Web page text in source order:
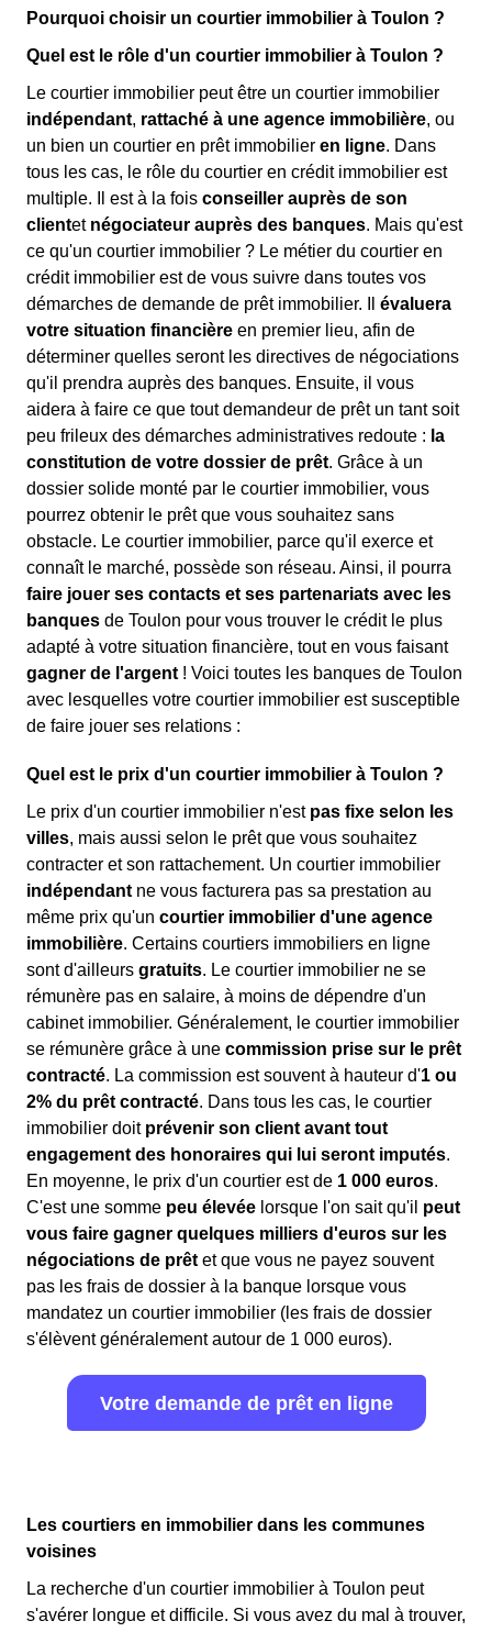
Pourquoi choisir un courtier immobilier à Toulon ?
Quel est le rôle d'un courtier immobilier à Toulon ?
Le courtier immobilier peut être un courtier immobilier
indépendant, rattaché à une agence immobilière, ou
un bien un courtier en prêt immobilier en ligne. Dans
tous les cas, le rôle du courtier en crédit immobilier est
multiple. Il est à la fois conseiller auprès de son
clientet négociateur auprès des banques. Mais qu'est
ce qu'un courtier immobilier ? Le métier du courtier en
crédit immobilier est de vous suivre dans toutes vos
démarches de demande de prêt immobilier. Il évaluera
votre situation financière en premier lieu, afin de
déterminer quelles seront les directives de négociations
qu'il prendra auprès des banques. Ensuite, il vous
aidera à faire ce que tout demandeur de prêt un tant soit
peu frileux des démarches administratives redoute : la
constitution de votre dossier de prêt. Grâce à un
dossier solide monté par le courtier immobilier, vous
pourrez obtenir le prêt que vous souhaitez sans
obstacle. Le courtier immobilier, parce qu'il exerce et
connaît le marché, possède son réseau. Ainsi, il pourra
faire jouer ses contacts et ses partenariats avec les
banques de Toulon pour vous trouver le crédit le plus
adapté à votre situation financière, tout en vous faisant
gagner de l'argent ! Voici toutes les banques de Toulon
avec lesquelles votre courtier immobilier est susceptible
de faire jouer ses relations :
Quel est le prix d'un courtier immobilier à Toulon ?
Le prix d'un courtier immobilier n'est pas fixe selon les
villes, mais aussi selon le prêt que vous souhaitez
contracter et son rattachement. Un courtier immobilier
indépendant ne vous facturera pas sa prestation au
même prix qu'un courtier immobilier d'une agence
immobilière. Certains courtiers immobiliers en ligne
sont d'ailleurs gratuits. Le courtier immobilier ne se
rémunère pas en salaire, à moins de dépendre d'un
cabinet immobilier. Généralement, le courtier immobilier
se rémunère grâce à une commission prise sur le prêt
contracté. La commission est souvent à hauteur d'1 ou
2% du prêt contracté. Dans tous les cas, le courtier
immobilier doit prévenir son client avant tout
engagement des honoraires qui lui seront imputés.
En moyenne, le prix d'un courtier est de 1 000 euros.
C'est une somme peu élevée lorsque l'on sait qu'il peut
vous faire gagner quelques milliers d'euros sur les
négociations de prêt et que vous ne payez souvent
pas les frais de dossier à la banque lorsque vous
mandatez un courtier immobilier (les frais de dossier
s'élèvent généralement autour de 1 000 euros).
Votre demande de prêt en ligne
Les courtiers en immobilier dans les communes
voisines
La recherche d'un courtier immobilier à Toulon peut
s'avérer longue et difficile. Si vous avez du mal à trouver,